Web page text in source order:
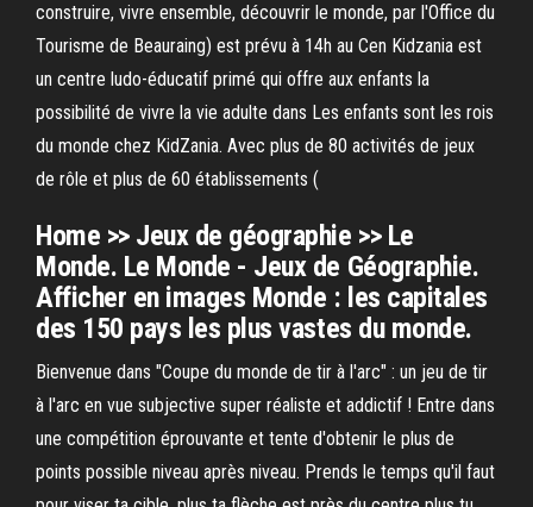
construire, vivre ensemble, découvrir le monde, par l'Office du
Tourisme de Beauraing) est prévu à 14h au Cen Kidzania est
un centre ludo-éducatif primé qui offre aux enfants la
possibilité de vivre la vie adulte dans Les enfants sont les rois
du monde chez KidZania. Avec plus de 80 activités de jeux
de rôle et plus de 60 établissements (
Home >> Jeux de géographie >> Le
Monde. Le Monde - Jeux de Géographie.
Afficher en images Monde : les capitales
des 150 pays les plus vastes du monde.
Bienvenue dans "Coupe du monde de tir à l'arc" : un jeu de tir
à l'arc en vue subjective super réaliste et addictif ! Entre dans
une compétition éprouvante et tente d'obtenir le plus de
points possible niveau après niveau. Prends le temps qu'il faut